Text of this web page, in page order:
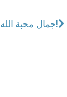
جمال محبة الله!